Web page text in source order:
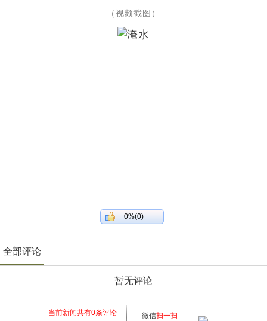
（视频截图）
0%(0)
全部评论
暂无评论
当前新闻共有0条评论 微信扫一扫